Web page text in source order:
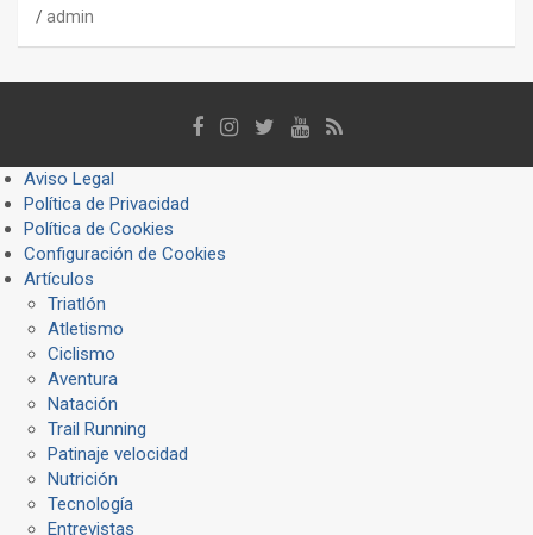
admin
Aviso Legal
Política de Privacidad
Política de Cookies
Configuración de Cookies
Artículos
Triatlón
Atletismo
Ciclismo
Aventura
Natación
Trail Running
Patinaje velocidad
Nutrición
Tecnología
Entrevistas